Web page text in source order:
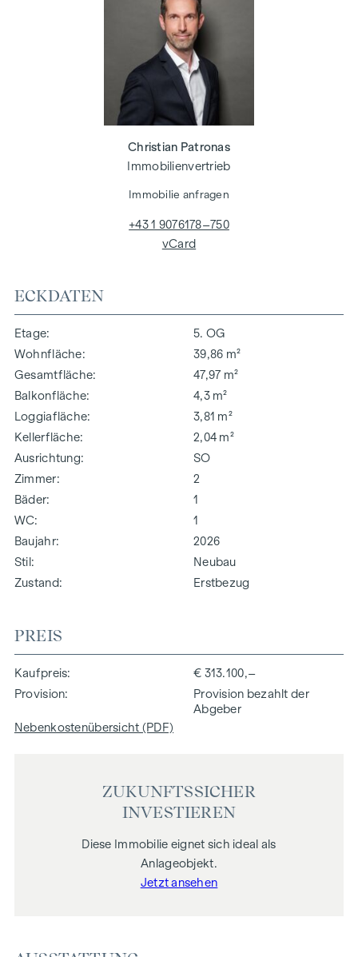
ECKDATEN
Etage
5. OG
Wohnfläche
39,86 m²
Gesamtfläche
47,97 m²
Balkonfläche
4,3 m²
Loggiafläche
3,81 m²
Kellerfläche
2,04 m²
Ausrichtung
SO
Zimmer
2
Bäder
1
WC
1
Baujahr
2026
Stil
Neubau
Zustand
Erstbezug
PREIS
Kaufpreis
€ 313.100,–
Provision
Provision bezahlt der
Abgeber
Nebenkostenübersicht (PDF)
ZUKUNFTSSICHER
INVESTIEREN
Diese Immobilie eignet sich ideal als
Anlageobjekt.
Jetzt ansehen
Christian Patronas
Immobilienvertrieb
Immobilie anfragen
+43 1 9076178–750
vCard